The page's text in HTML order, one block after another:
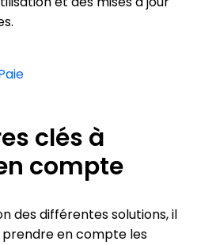
clés à
compte
des différentes solutions, il
en compte les